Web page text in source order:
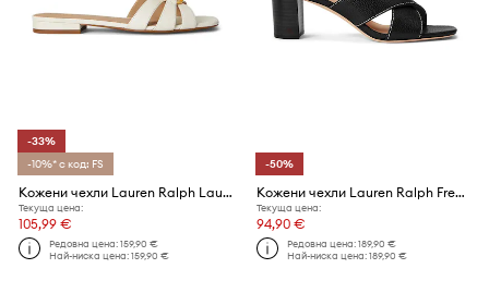
-33%
-10%* с код: FS
Кожени чехли Lauren Ralph Lauren Blaike Slide
Текуща цена:
105,99 €
Редовна цена:159,90 €
Най-ниска цена:159,90 €
-50%
Кожени чехли Lauren Ralph Freddi
Текуща цена:
94,90 €
Редовна цена:189,90 €
Най-ниска цена:189,90 €